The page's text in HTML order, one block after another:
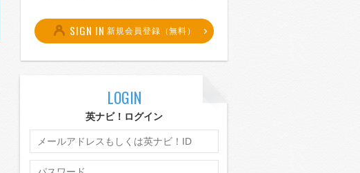
SIGN IN 新規会員登録（無料）
LOGIN
英ナビ！ログイン